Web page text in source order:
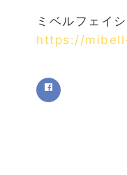
ミベルフェイ
https://